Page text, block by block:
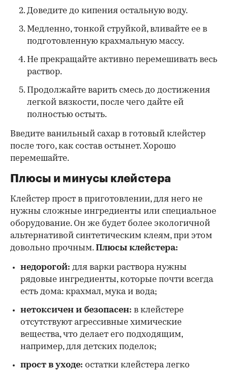
Доведите до кипения остальную воду.
Медленно, тонкой струйкой, вливайте ее в
подготовленную крахмальную массу.
Не прекращайте активно перемешивать весь
раствор.
Продолжайте варить смесь до достижения
легкой вязкости, после чего дайте ей
полностью остыть.
Введите ванильный сахар в готовый клейстер
после того, как состав остынет. Хорошо
перемешайте.
Плюсы и минусы клейстера
Клейстер прост в приготовлении, для него не
нужны сложные ингредиенты или специальное
оборудование. Он же будет более экологичной
альтернативой синтетическим клеям, при этом
довольно прочным. Плюсы клейстера:
недорогой: для варки раствора нужны
рядовые ингредиенты, которые почти всегда
есть дома: крахмал, мука и вода;
нетоксичен и безопасен: в клейстере
отсутствуют агрессивные химические
вещества, что делает его подходящим,
например, для детских поделок;
прост в уходе: остатки клейстера легко